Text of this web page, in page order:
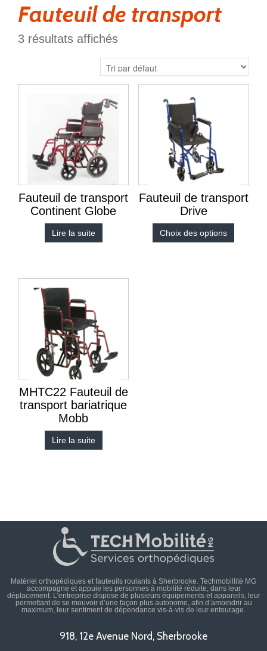
Fauteuil de transport
3 résultats affichés
Fauteuil de transport
Continent Globe
Lire la suite
Fauteuil de transport
Drive
Choix des options
MHTC22 Fauteuil de
transport bariatrique
Mobb
Lire la suite
Matériel orthopédiques et fauteuils roulants à Sherbrooke. Techmobillité MG
accompagne et appuie les personnes à mobilité réduite, dans leur
déplacement. L’entreprise dispose de plusieurs équipements et appareils, leur
permettant de se mouvoir d’une façon plus autonome, afin d’amoindrir au
maximum, leur sentiment de dépendance vis-à-vis de leur entourage.
918, 12e Avenue Nord, Sherbrooke